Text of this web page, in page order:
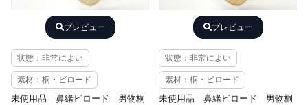
プレビュー
状態：非常によい
素材：桐・ビロード
未使用品 鼻緒ビロード 男物桐
プレビュー
状態：非常によい
素材：桐・ビロード
未使用品 鼻緒ビロード 男物桐